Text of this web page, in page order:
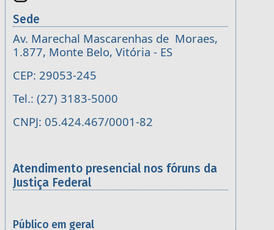
Sede
Av. Marechal Mascarenhas de Moraes,
1.877, Monte Belo, Vitória - ES
CEP: 29053-245
Tel.: (27) 3183-5000
CNPJ: 05.424.467/0001-82
Atendimento presencial nos fóruns da
Justiça Federal
Público em geral